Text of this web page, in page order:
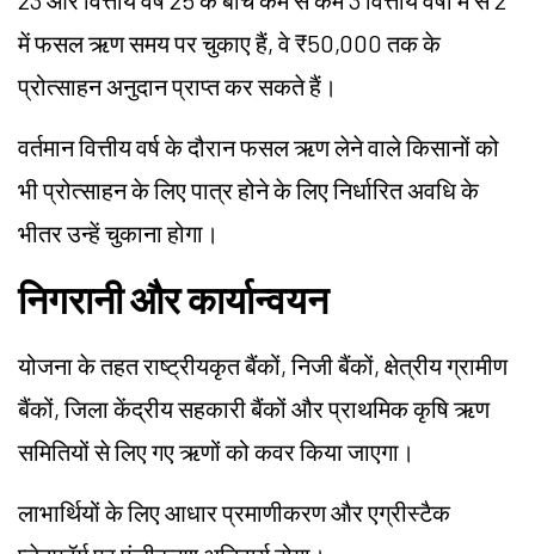
में फसल ऋण समय पर चुकाए हैं, वे ₹50,000 तक के
प्रोत्साहन अनुदान प्राप्त कर सकते हैं।
वर्तमान वित्तीय वर्ष के दौरान फसल ऋण लेने वाले किसानों को
भी प्रोत्साहन के लिए पात्र होने के लिए निर्धारित अवधि के
भीतर उन्हें चुकाना होगा।
निगरानी और कार्यान्वयन
योजना के तहत राष्ट्रीयकृत बैंकों, निजी बैंकों, क्षेत्रीय ग्रामीण
बैंकों, जिला केंद्रीय सहकारी बैंकों और प्राथमिक कृषि ऋण
समितियों से लिए गए ऋणों को कवर किया जाएगा।
लाभार्थियों के लिए आधार प्रमाणीकरण और एग्रीस्टैक